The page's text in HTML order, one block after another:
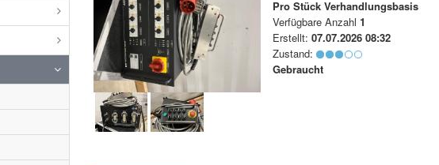
Pro Stück Verhandlungsbasis
Verfügbare Anzahl1
Erstellt:07.07.2026 08:32
Zustand:
Gebraucht